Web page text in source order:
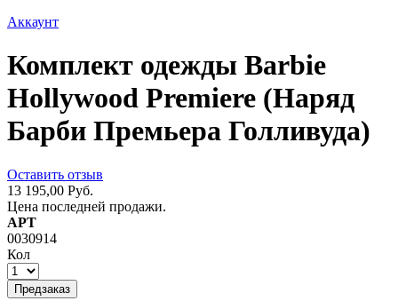
Аккаунт
Комплект одежды Barbie
Hollywood Premiere (Наряд
Барби Премьера Голливуда)
Оставить отзыв
13 195,00 Руб.
Цена последней продажи.
АРТ
0030914
Кол
Предзаказ